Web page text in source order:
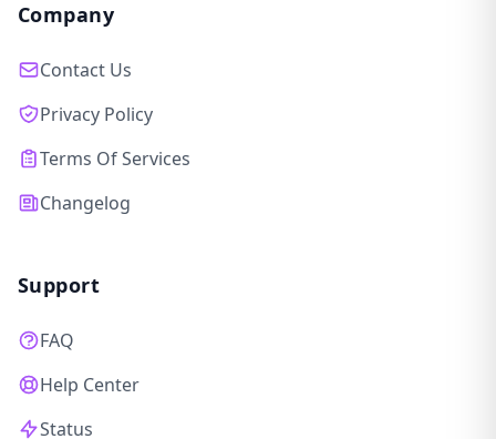
Company
Contact Us
Privacy Policy
Terms Of Services
Changelog
Support
FAQ
Help Center
Status